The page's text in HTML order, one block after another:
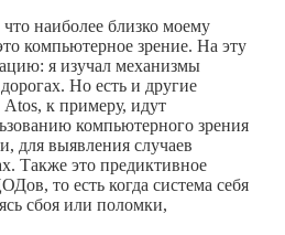
наиболее близко моему
компьютерное зрение. На эту
я изучал механизмы
Но есть и другие
к примеру, идут
компьютерного зрения
для выявления случаев
Также это предиктивное
то есть когда система себя
сбоя или поломки,